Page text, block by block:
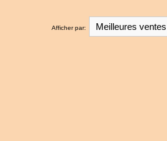
Afficher par: